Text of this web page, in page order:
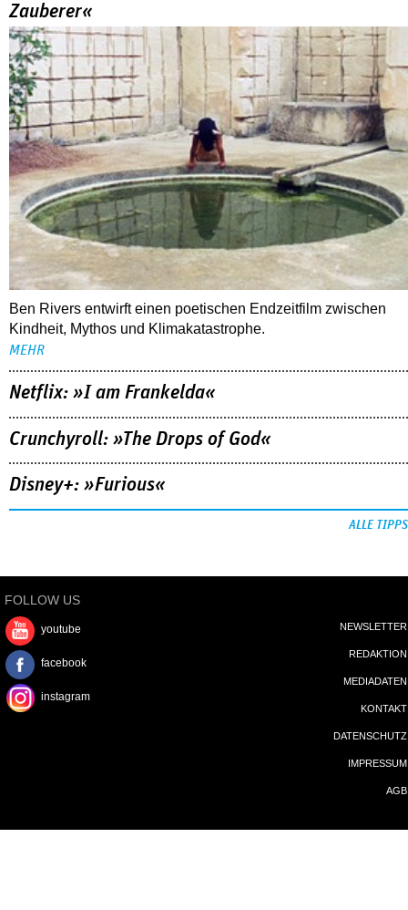
Zauberer«
Ben Rivers entwirft einen poetischen Endzeitfilm zwischen
Kindheit, Mythos und Klimakatastrophe.
MEHR
Netflix: »I am Frankelda«
Crunchyroll: »The Drops of God«
Disney+: »Furious«
ALLE TIPPS
FOLLOW US
youtube
facebook
instagram
NEWSLETTER
REDAKTION
MEDIADATEN
KONTAKT
DATENSCHUTZ
IMPRESSUM
AGB